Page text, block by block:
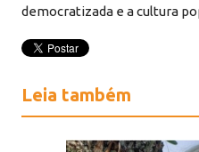
democratizada e a cultura
Leia também